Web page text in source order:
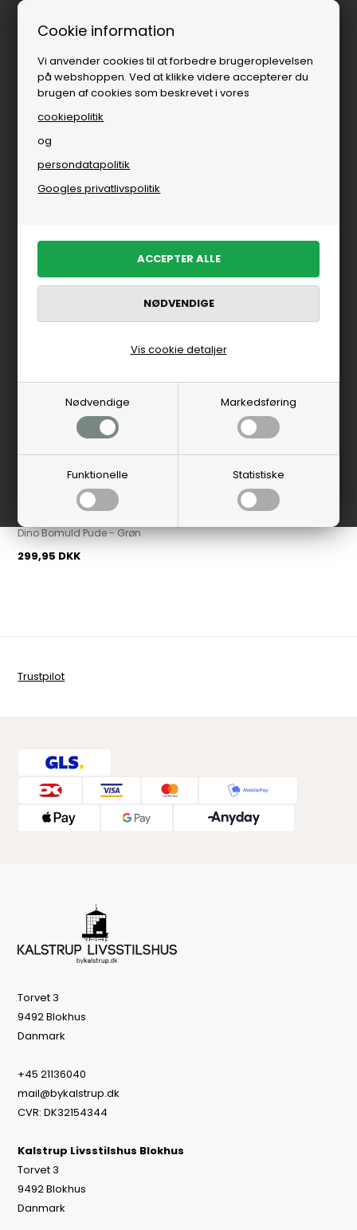
Cookie information
Vi anvender cookies til at forbedre brugeroplevelsen
på webshoppen. Ved at klikke videre accepterer du
brugen af cookies som beskrevet i vores
cookiepolitik
og
persondatapolitik
Googles privatlivspolitik
Nødvendige Markedsføring
Funktionelle Statistiske
Vis cookie detaljer
Børn Bolig
FILTRER PRODUKTER
Rice Kids
Dino Bomuld Pude - Grøn
299,95 DKK
Trustpilot
Torvet 3
9492 Blokhus
Danmark
+45 21136040
mail@bykalstrup.dk
CVR: DK32154344
Kalstrup Livsstilshus Blokhus
Torvet 3
9492 Blokhus
Danmark